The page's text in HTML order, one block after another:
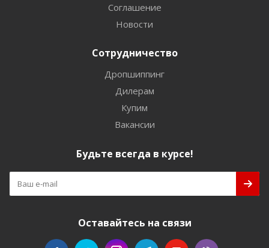
Соглашение
Новости
Сотрудничество
Дропшиппинг
Дилерам
Купим
Вакансии
Будьте всегда в курсе!
Оставайтесь на связи